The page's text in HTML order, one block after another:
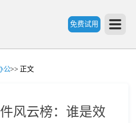
免费试用
公>> 正文
风云榜：谁是效